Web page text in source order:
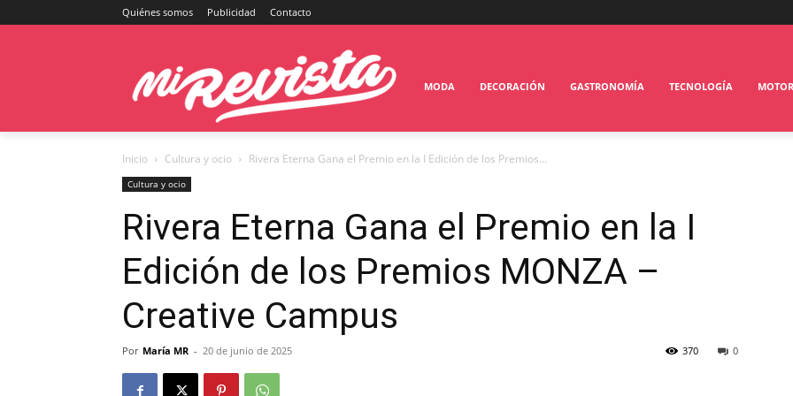
Quiénes somos Publicidad Contacto
MODA DECORACIÓN GASTRONOMÍA TECNOLOGÍA MOTOR
Inicio Cultura y ocio Rivera Eterna Gana el Premio en la I Edición de los Premios...
Cultura y ocio
Rivera Eterna Gana el Premio en la I
Edición de los Premios MONZA –
Creative Campus
Por María MR - 20 de junio de 2025 0
370